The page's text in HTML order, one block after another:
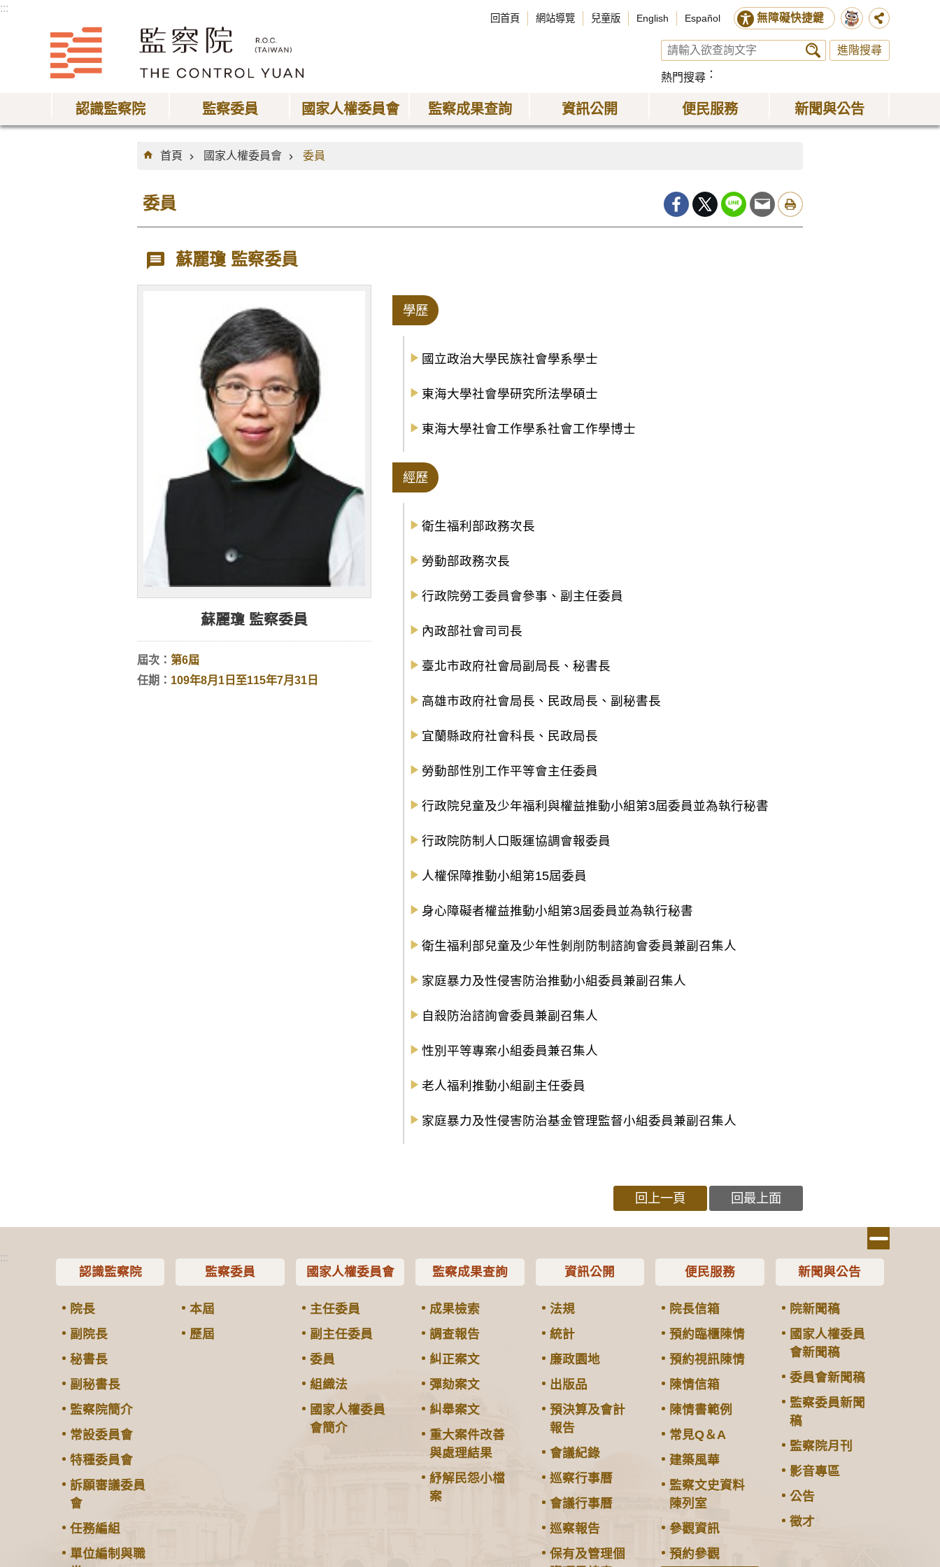
:::
回首頁 網站導覽 兒童版 English Español 無障礙快捷鍵
進階搜尋
熱門搜尋
認識監察院 監察委員 國家人權委員會 監察成果查詢 資訊公開 便民服務 新聞與公告
:::
首頁
國家人權委員會 委員
委員
蘇麗瓊 監察委員
蘇麗瓊 監察委員
屆次： 第6屆
任期： 109年8月1日至115年7月31日
學歷
國立政治大學民族社會學系學士
東海大學社會學研究所法學碩士
東海大學社會工作學系社會工作學博士
經歷
衛生福利部政務次長
勞動部政務次長
行政院勞工委員會參事、副主任委員
內政部社會司司長
臺北市政府社會局副局長、秘書長
高雄市政府社會局長、民政局長、副秘書長
宜蘭縣政府社會科長、民政局長
勞動部性別工作平等會主任委員
行政院兒童及少年福利與權益推動小組第3屆委員並為執行秘書
行政院防制人口販運協調會報委員
人權保障推動小組第15屆委員
身心障礙者權益推動小組第3屆委員並為執行秘書
衛生福利部兒童及少年性剝削防制諮詢會委員兼副召集人
家庭暴力及性侵害防治推動小組委員兼副召集人
自殺防治諮詢會委員兼副召集人
性別平等專案小組委員兼召集人
老人福利推動小組副主任委員
家庭暴力及性侵害防治基金管理監督小組委員兼副召集人
回上一頁 回最上面
:::
認識監察院
院長
副院長
秘書長
副秘書長
監察院簡介
常設委員會
特種委員會
訴願審議委員
會
任務編組
單位編制與職
監察委員
本屆
歷屆
國家人權委員會
主任委員
副主任委員
委員
組織法
國家人權委員
會簡介
監察成果查詢
成果檢索
調查報告
糾正案文
彈劾案文
糾舉案文
重大案件改善
與處理結果
紓解民怨小檔
案
資訊公開
法規
統計
廉政園地
出版品
預決算及會計
報告
會議紀錄
巡察行事曆
會議行事曆
巡察報告
保有及管理個
便民服務
院長信箱
預約臨櫃陳情
預約視訊陳情
陳情信箱
陳情書範例
常見Q＆A
建築風華
監察文史資料
陳列室
參觀資訊
預約參觀
新聞與公告
院新聞稿
國家人權委員
會新聞稿
委員會新聞稿
監察委員新聞
稿
監察院月刊
影音專區
公告
徵才